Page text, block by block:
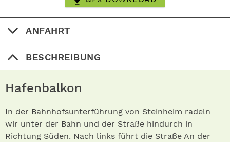
ANFAHRT
BESCHREIBUNG
Hafenbalkon
In der Bahnhofsunterführung von Steinheim radeln
wir unter der Bahn und der Straße hindurch in
Richtung Süden. Nach links führt die Straße An der